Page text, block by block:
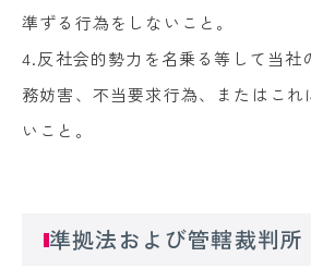
準ずる行為をしないこと。
4.反社会的勢力を名乗る等して当社
務妨害、不当要求行為、またはこ
いこと。
準拠法および管轄裁判所